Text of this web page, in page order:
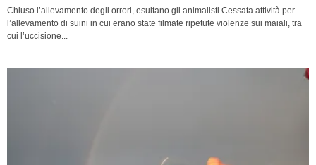
Chiuso l’allevamento degli orrori, esultano gli animalisti Cessata attività per
l’allevamento di suini in cui erano state filmate ripetute violenze sui maiali, tra
cui l’uccisione...